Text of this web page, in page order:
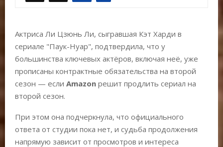
Актриса Ли Цзюнь Ли, сыгравшая Кэт Харди в
сериале "Паук-Нуар", подтвердила, что у
большинства ключевых актёров, включая неё, уже
прописаны контрактные обязательства на второй
сезон — если Amazon решит продлить сериал на
второй сезон.
При этом она подчеркнула, что официального
ответа от студии пока нет, и судьба продолжения
напрямую зависит от просмотров и интереса